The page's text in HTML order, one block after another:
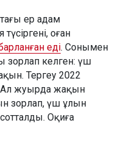
ер адам
оған
еді. Сонымен
зорлап келген: үш
Тергеу 2022
Ал жуырда жақын
зорлап, үш ұлын
Оқиға